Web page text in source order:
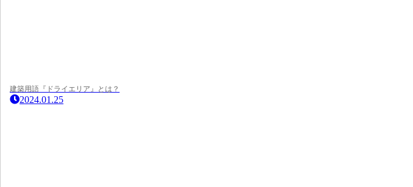
建築用語『ドライエリア』とは？
2024.01.25